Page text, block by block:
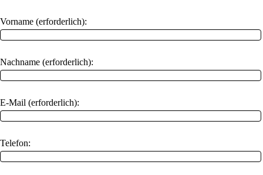
Vorname (erforderlich):
Nachname (erforderlich):
E-Mail (erforderlich):
Telefon: